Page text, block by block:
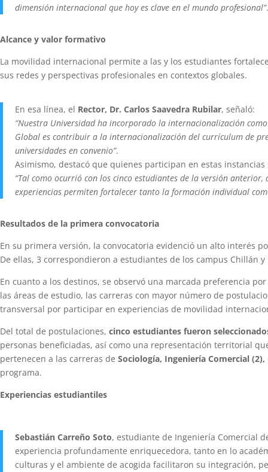
dimensión internacional que hoy es clave en el mundo profesional”.
Alcance y valor formativo
La movilidad internacional permite a las y los estudiantes
sus redes y perspectivas profesionales en contextos globales.
En esa línea, el Rector, Dr. Carlos Saavedra Rubilar, señaló:
“Nuestra Universidad ha incorporado la internacionalización
Global es contribuir a la internacionalización del currículum de
universidades en convenio”.
Asimismo, destacó que quienes participan en estas
“Tal como ocurrió con los cinco estudiantes de la versión
experiencias permiten fortalecer tanto la formación individual
Resultados de la primera convocatoria
En su primera versión, la convocatoria evidenció un alto interés
De ellas, 3 correspondieron a estudiantes de los campus Chillán
En cuanto a los destinos, se observó una marcada preferencia
las áreas de estudio, las carreras con mayor número de
transversal por participar en experiencias de movilidad
Del total de postulaciones, cinco estudiantes fueron
personas beneficiadas, así como una representación territorial
pertenecen a las carreras de Sociología, Ingeniería Comercial
programa.
Experiencias estudiantiles
Sebastián Carreño Soto, estudiante de Ingeniería Comercial
experiencia profundamente enriquecedora, tanto en lo
culturas y el ambiente de acogida facilitaron su integración,